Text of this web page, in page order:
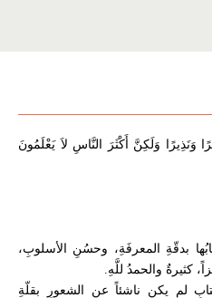
وَنَذِيرًا وَلَكِنَّ أَكْثَرَ النَّاسِ لاَ يَعْلَمُونَ
بدقّةِ المعرفَةِ، وحسُنِ الأسلوبِ،
كثيرةٌ والحمدُ للَّهِ.
لم يكن ناشئاً عن الشعورِ بقلّةِ